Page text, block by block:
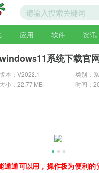
应用 软件 资讯
windows11系统下载官
版本：V2022.1
类别：
大小：22.77 MB
时间：
通通可以用，操作极为便利